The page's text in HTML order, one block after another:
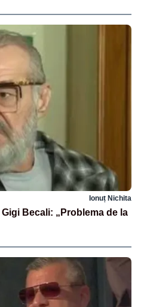
Ionuț Nichita
Becali: „Problema de la